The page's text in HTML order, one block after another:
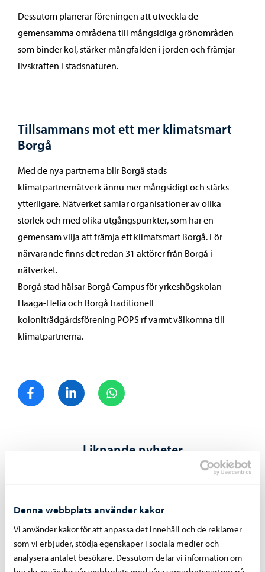
Denna webbplats använder kakor
Vi använder kakor för att anpassa det innehåll och de reklamer
som vi erbjuder, stödja egenskaper i sociala medier och
analysera antalet besökare. Dessutom delar vi information om
Dessutom planerar föreningen att utveckla de
gemensamma områdena till mångsidiga grönområden
som binder kol, stärker mångfalden i jorden och främjar
livskraften i stadsnaturen.
Tillsammans mot ett mer klimatsmart
Borgå
Med de nya partnerna blir Borgå stads
klimatpartnernätverk ännu mer mångsidigt och stärks
ytterligare. Nätverket samlar organisationer av olika
storlek och med olika utgångspunkter, som har en
gemensam vilja att främja ett klimatsmart Borgå. För
närvarande finns det redan 31 aktörer från Borgå i
nätverket.
Borgå stad hälsar Borgå Campus för yrkeshögskolan
Haaga-Helia och Borgå traditionell
koloniträdgårdsförening POPS rf varmt välkomna till
klimatpartnerna.
Dela på FacebookDela på LinkedIn
Liknande nyheter